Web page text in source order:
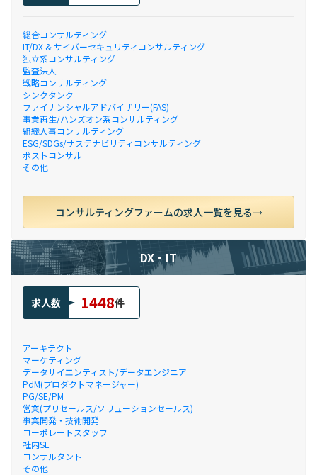
総合コンサルティング
IT/DX & サイバーセキュリティコンサルティング
独立系コンサルティング
監査法人
戦略コンサルティング
シンクタンク
ファイナンシャルアドバイザリー(FAS)
事業再生/ハンズオン系コンサルティング
組織人事コンサルティング
ESG/SDGs/サステナビリティコンサルティング
ポストコンサル
その他
コンサルティングファームの求人一覧を見る
DX・IT
求人数 1448件
アーキテクト
マーケティング
データサイエンティスト/データエンジニア
PdM(プロダクトマネージャー)
PG/SE/PM
営業(プリセールス/ソリューションセールス)
事業開発・技術開発
コーポレートスタッフ
社内SE
コンサルタント
その他